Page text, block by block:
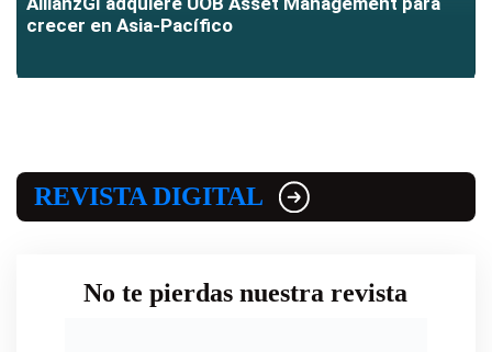
crecer en Asia-Pacífico
REVISTA DIGITAL
No te pierdas nuestra revista